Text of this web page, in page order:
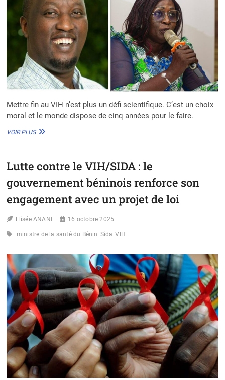
Mettre fin au VIH n’est plus un défi scientifique. C’est un choix
moral et le monde dispose de cinq années pour le faire.
VOIR PLUSMETTRE
EST
TEST
NOS
ET
EST
COMPTÉ
Lutte contre le VIH/SIDA : le
gouvernement béninois renforce son
engagement avec un projet de loi
Elisée ANANI 16 octobre 2025
ministre de la santé du Bénin Sida VIH